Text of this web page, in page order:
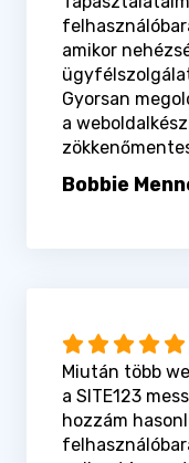
amikor
Gyorsan
a
Bobbie
Miután több
a SITE123
hozzám